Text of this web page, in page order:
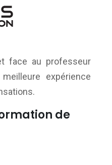
face au professeur
expérience
de